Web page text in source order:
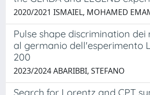
2020/2021 ISMAIEL, MOHAMED
Pulse shape discrimination
al germanio dell'esperimento
200
2023/2024 ABARIBBI, STEFANO
Search for Lorentz and CPT